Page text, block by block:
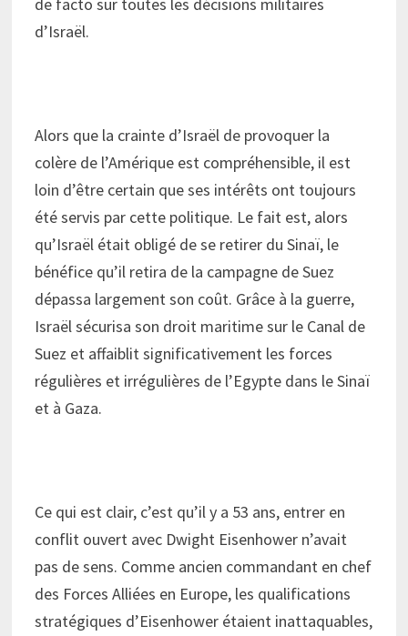
d’Israël.
Alors que la crainte d’Israël de provoquer la
colère de l’Amérique est compréhensible, il est
loin d’être certain que ses intérêts ont toujours
été servis par cette politique. Le fait est, alors
qu’Israël était obligé de se retirer du Sinaï, le
bénéfice qu’il retira de la campagne de Suez
dépassa largement son coût. Grâce à la guerre,
Israël sécurisa son droit maritime sur le Canal de
Suez et affaiblit significativement les forces
régulières et irrégulières de l’Egypte dans le Sinaï
et à Gaza.
Ce qui est clair, c’est qu’il y a 53 ans, entrer en
conflit ouvert avec Dwight Eisenhower n’avait
pas de sens. Comme ancien commandant en chef
des Forces Alliées en Europe, les qualifications
stratégiques d’Eisenhower étaient inattaquables,